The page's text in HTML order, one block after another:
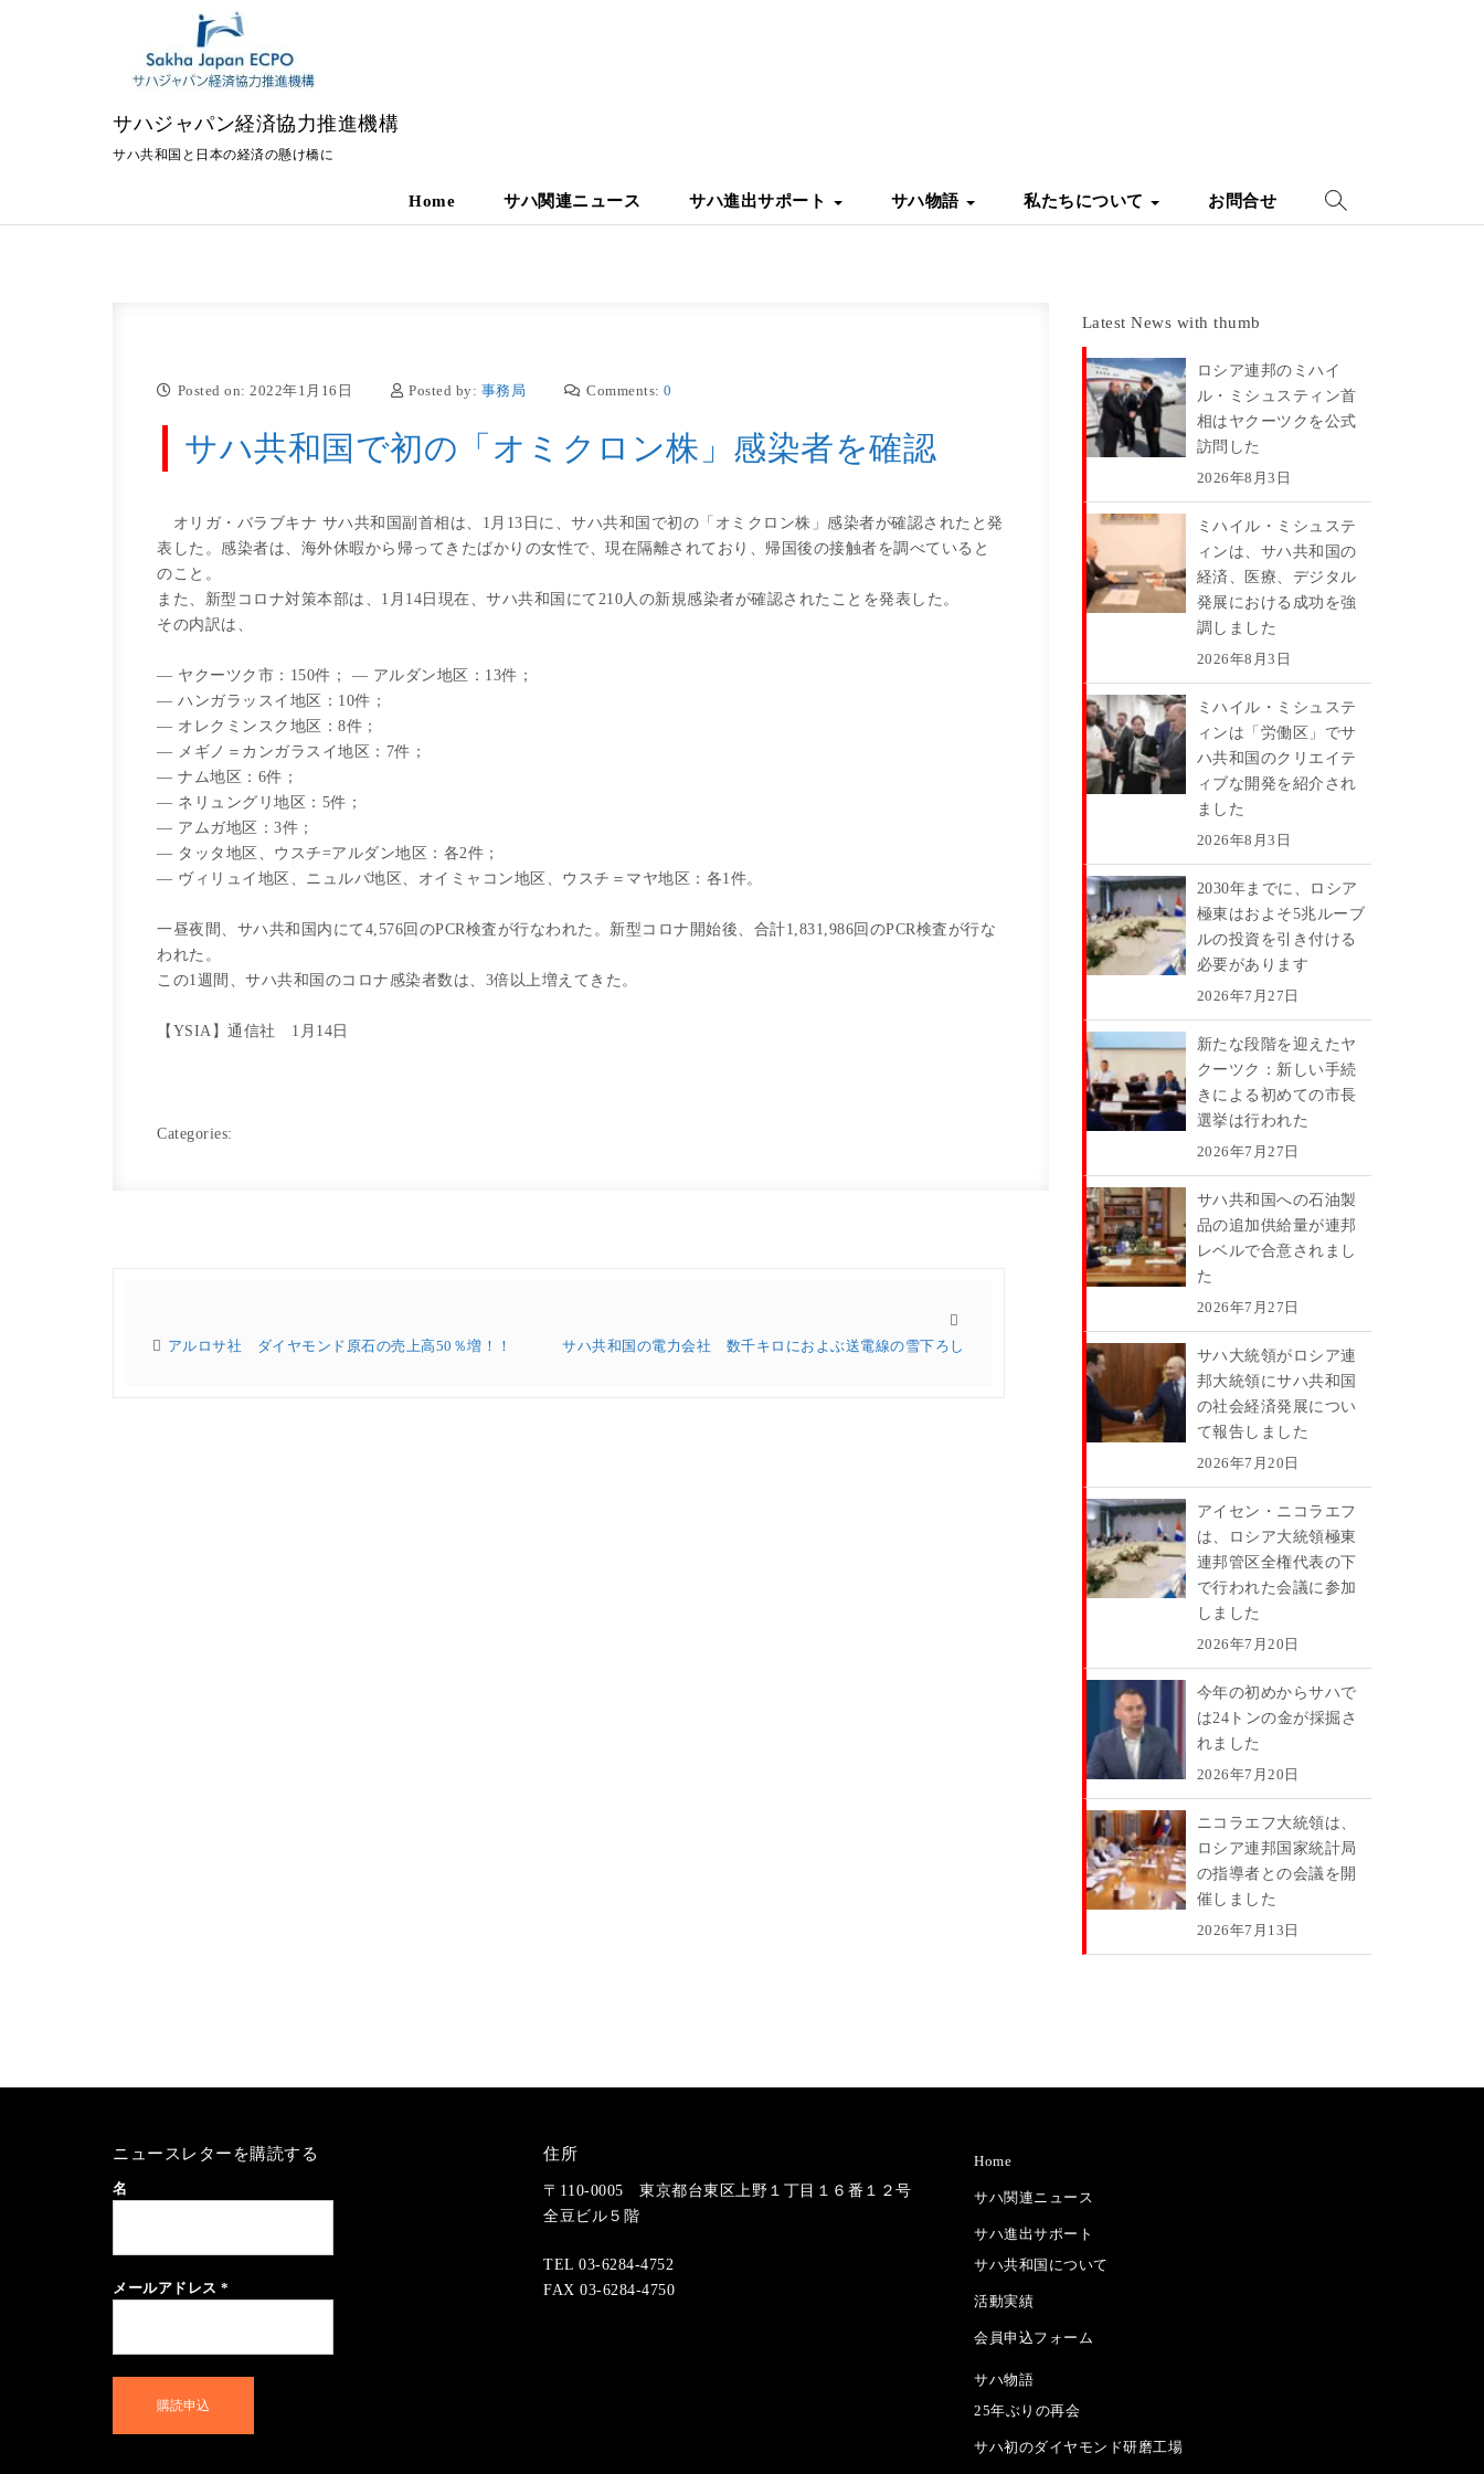
サハジャパン経済協力推進機構
サハ共和国と日本の経済の懸け橋に
Home サハ関連ニュース サハ進出サポート サハ物語 私たちについて お問合せ
Posted on: 2022年1月16日 Posted by: 事務局 Comments: 0
サハ共和国で初の「オミクロン株」感染者を確認
オリガ・バラブキナ サハ共和国副首相は、1月13日に、サハ共和国で初の「オミクロン株」感染者が確認されたと発
表した。感染者は、海外休暇から帰ってきたばかりの女性で、現在隔離されており、帰国後の接触者を調べていると
のこと。
また、新型コロナ対策本部は、1月14日現在、サハ共和国にて210人の新規感染者が確認されたことを発表した。
その内訳は、
— ヤクーツク市：150件； — アルダン地区：13件；
— ハンガラッスイ地区：10件；
— オレクミンスク地区：8件；
— メギノ＝カンガラスイ地区：7件；
— ナム地区：6件；
— ネリュングリ地区：5件；
— アムガ地区：3件；
— タッタ地区、ウスチ=アルダン地区：各2件；
— ヴィリュイ地区、ニュルバ地区、オイミャコン地区、ウスチ＝マヤ地区：各1件。
一昼夜間、サハ共和国内にて4,576回のPCR検査が行なわれた。新型コロナ開始後、合計1,831,986回のPCR検査が行な
われた。
この1週間、サハ共和国のコロナ感染者数は、3倍以上増えてきた。
【YSIA】通信社 1月14日
Categories:
アルロサ社 ダイヤモンド原石の売上高50％増！！ サハ共和国の電力会社 数千キロにおよぶ送電線の雪下ろし
Latest News with thumb
ロシア連邦のミハイ
ル・ミシュスティン首
相はヤクーツクを公式
訪問した
2026年8月3日
ミハイル・ミシュステ
ィンは、サハ共和国の
経済、医療、デジタル
発展における成功を強
調しました
2026年8月3日
ミハイル・ミシュステ
ィンは「労働区」でサ
ハ共和国のクリエイテ
ィブな開発を紹介され
ました
2026年8月3日
2030年までに、ロシア
極東はおよそ5兆ルーブ
ルの投資を引き付ける
必要があります
2026年7月27日
新たな段階を迎えたヤ
クーツク：新しい手続
きによる初めての市長
選挙は行われた
2026年7月27日
サハ共和国への石油製
品の追加供給量が連邦
レベルで合意されまし
た
2026年7月27日
サハ大統領がロシア連
邦大統領にサハ共和国
の社会経済発展につい
て報告しました
2026年7月20日
アイセン・ニコラエフ
は、ロシア大統領極東
連邦管区全権代表の下
で行われた会議に参加
しました
2026年7月20日
今年の初めからサハで
は24トンの金が採掘さ
れました
2026年7月20日
ニコラエフ大統領は、
ロシア連邦国家統計局
の指導者との会議を開
催しました
2026年7月13日
ニュースレターを購読する
名
メールアドレス *
住所
〒110-0005 東京都台東区上野１丁目１６番１２号
全豆ビル５階
TEL 03-6284-4752
FAX 03-6284-4750
Home
サハ関連ニュース
サハ進出サポート
サハ共和国について
活動実績
会員申込フォーム
サハ物語
25年ぶりの再会
サハ初のダイヤモンド研磨工場